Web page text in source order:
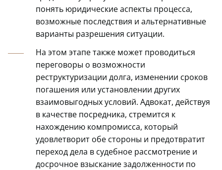
понять юридические аспекты процесса,
возможные последствия и альтернативные
варианты разрешения ситуации.
На этом этапе также может проводиться
переговоры о возможности
реструктуризации долга, изменении сроков
погашения или установлении других
взаимовыгодных условий. Адвокат, действуя
в качестве посредника, стремится к
нахождению компромисса, который
удовлетворит обе стороны и предотвратит
переход дела в судебное рассмотрение и
досрочное взыскание задолженности по